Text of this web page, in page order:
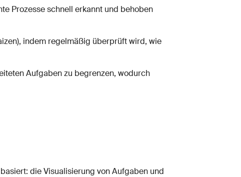
Prozesse schnell erkannt und behoben
indem regelmäßig überprüft wird, wie
Aufgaben zu begrenzen, wodurch
die Visualisierung von Aufgaben und